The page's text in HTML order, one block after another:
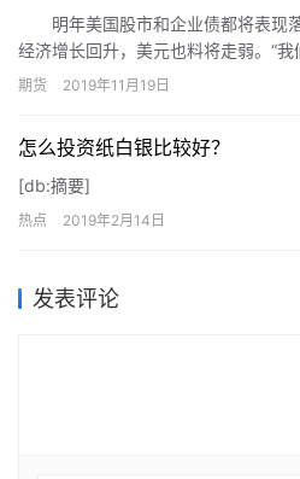
明年美国股市和企业债都将表现
经济增长回升，美元也料将走弱。“
更为清晰的市场（日本与新兴市场）
11月17日有关股市的年度展望中写道
年年底，标普500指数将从上周收盘
点。
期货 2019年11月19日
怎么投资纸白银比较好？
[db:摘要]
热点 2019年2月14日
发表评论